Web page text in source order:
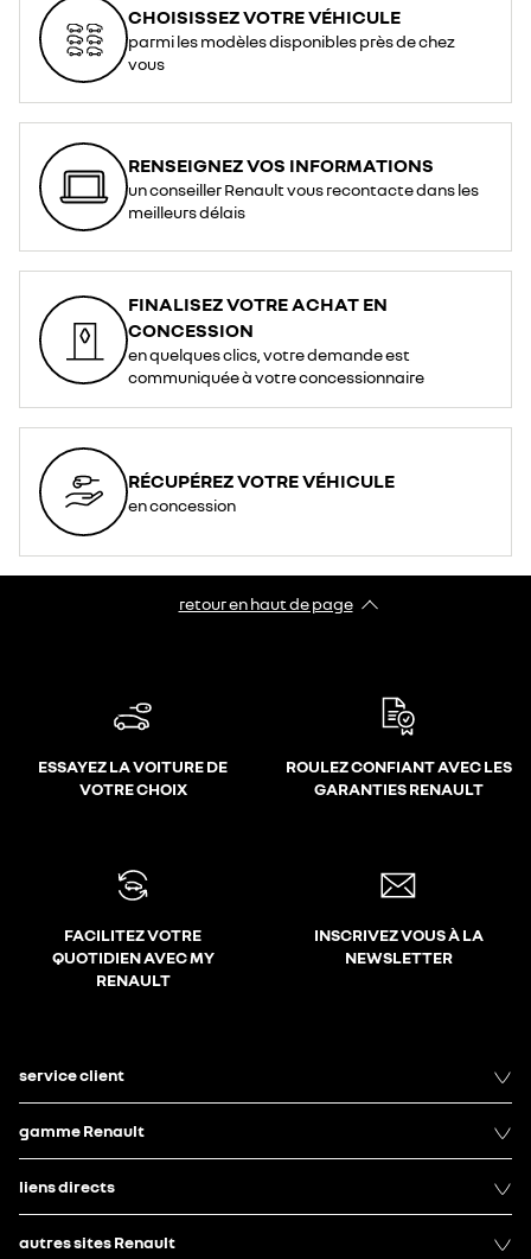
CHOISISSEZ VOTRE VÉHICULE
parmi les modèles disponibles près de chez
vous
RENSEIGNEZ VOS INFORMATIONS
un conseiller Renault vous recontacte dans les
meilleurs délais
FINALISEZ VOTRE ACHAT EN
CONCESSION
en quelques clics, votre demande est
communiquée à votre concessionnaire
RÉCUPÉREZ VOTRE VÉHICULE
en concession
retour en haut de page​
ESSAYEZ LA VOITURE DE
VOTRE CHOIX
ROULEZ CONFIANT AVEC LES
GARANTIES RENAULT
FACILITEZ VOTRE
QUOTIDIEN AVEC MY
RENAULT
INSCRIVEZ VOUS À LA
NEWSLETTER
service client
gamme Renault
liens directs
autres sites Renault